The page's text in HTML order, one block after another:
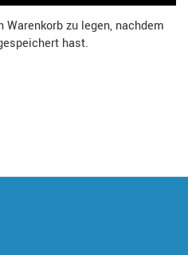
Warenkorb zu legen, nachdem
hast.